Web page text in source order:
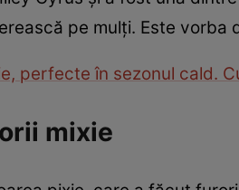
pe mulţi. Este vorba
perfecte în sezonul cald.
mixie